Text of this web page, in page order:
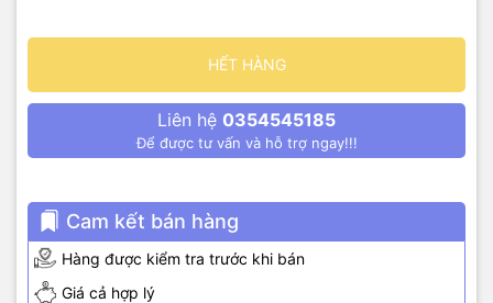
HẾT HÀNG
Liên hệ 0354545185
Để được tư vấn và hỗ trợ ngay!!!
Cam kết bán hàng
Hàng được kiểm tra trước khi bán
Giá cả hợp lý